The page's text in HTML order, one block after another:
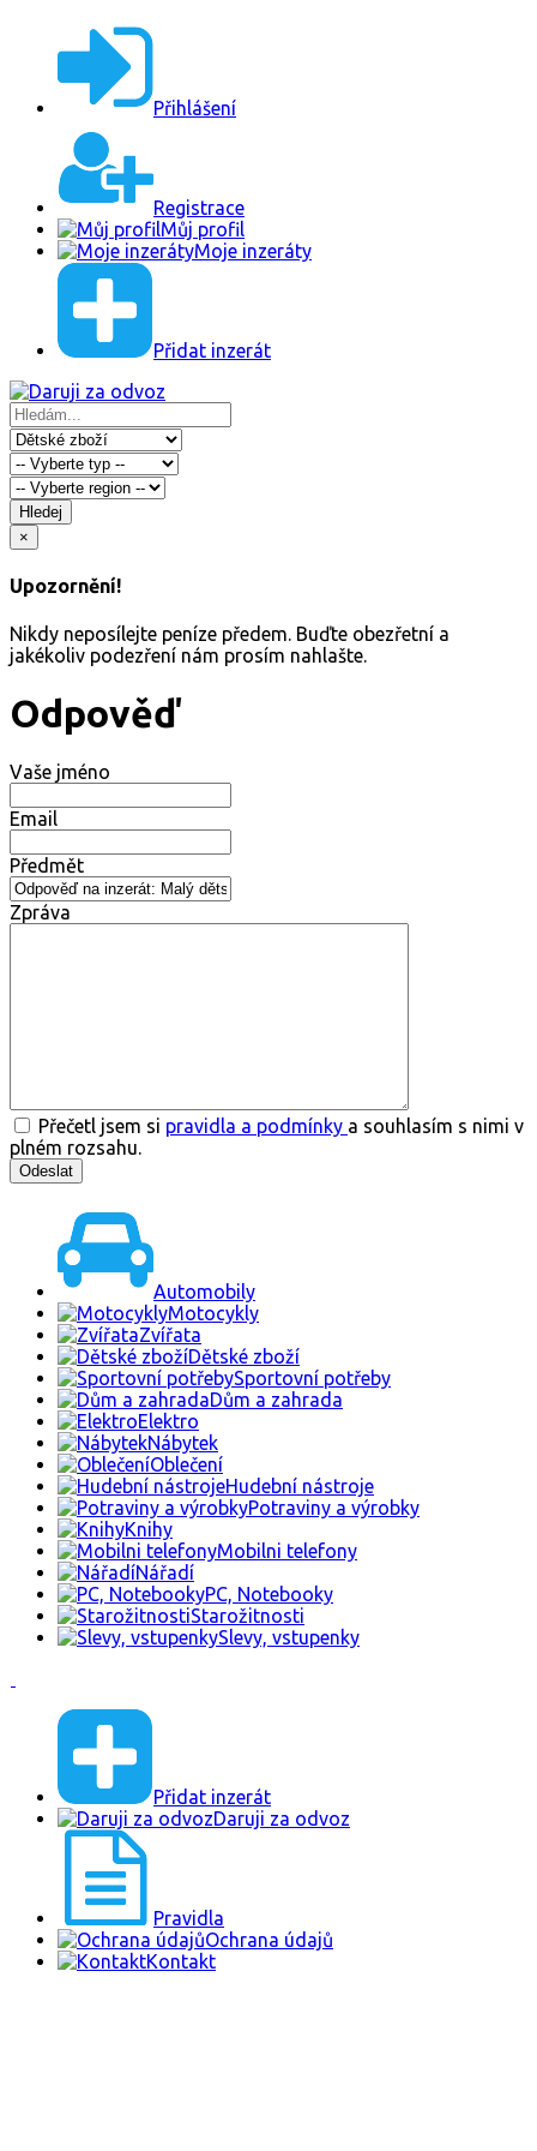
Přihlášení
Registrace
Můj profil
Moje inzeráty
Přidat inzerát
Hledej
×
Upozornění!
Nikdy neposílejte peníze předem. Buďte obezřetní a
jakékoliv podezření nám prosím nahlašte.
Odpověď
Vaše jméno
Email
Předmět
Zpráva
Přečetl jsem si pravidla a podmínky a souhlasím s nimi v
plném rozsahu.
Automobily
Motocykly
Zvířata
Dětské zboží
Sportovní potřeby
Dům a zahrada
Elektro
Nábytek
Oblečení
Hudební nástroje
Potraviny a výrobky
Knihy
Mobilni telefony
Nářadí
PC, Notebooky
Starožitnosti
Slevy, vstupenky
Přidat inzerát
Daruji za odvoz
Pravidla
Ochrana údajů
Kontakt